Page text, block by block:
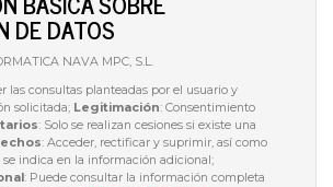
DE DATOS
NAVA MPC, S.L.
las consultas planteadas por el usuario y
solicitada; Legitimación: Consentimiento
: Solo se realizan cesiones si existe una
: Acceder, rectificar y suprimir, así como
se indica en la información adicional;
: Puede consultar la información completa